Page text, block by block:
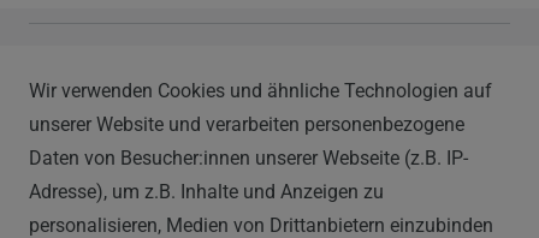
Im Hülsenfeld 9
40721 Hilden
0212 520-82 100
info@vapor-handel.de
Wir verwenden Cookies und ähnliche Technologien auf
unserer Website und verarbeiten personenbezogene
Daten von Besucher:innen unserer Webseite (z.B. IP-
Adresse), um z.B. Inhalte und Anzeigen zu
personalisieren, Medien von Drittanbietern einzubinden